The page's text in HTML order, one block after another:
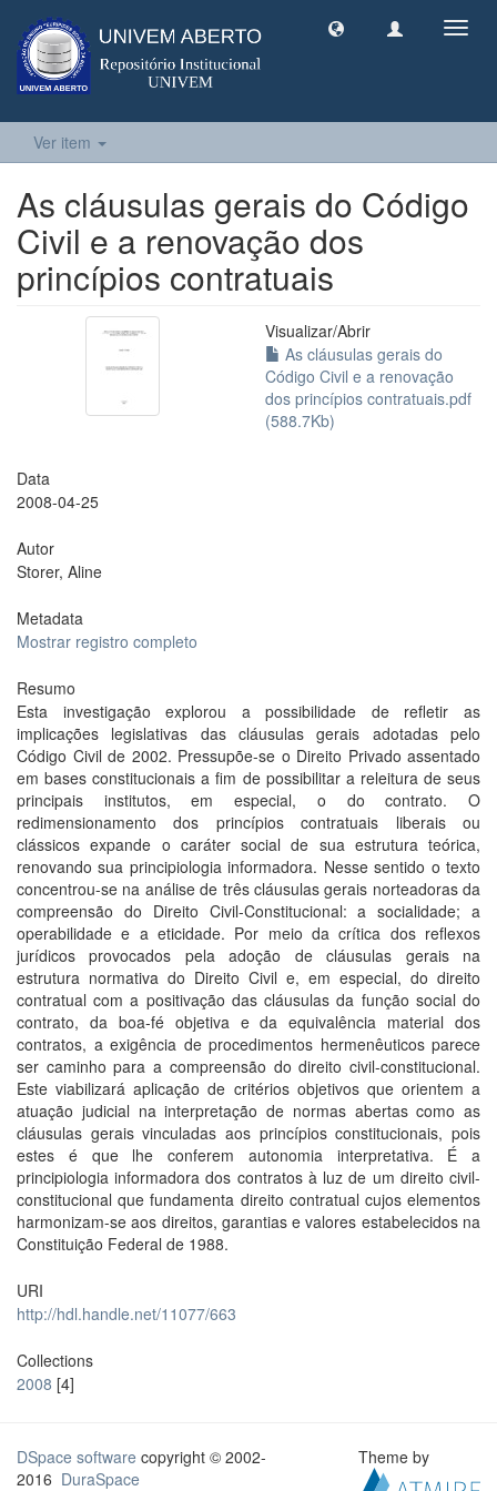
Ver item
As cláusulas gerais do Código
Civil e a renovação dos
princípios contratuais
Visualizar/Abrir
As cláusulas gerais do
Código Civil e a renovação
dos princípios contratuais.pdf
(588.7Kb)
Data
2008-04-25
Autor
Storer, Aline
Metadata
Mostrar registro completo
Resumo
Esta investigação explorou a possibilidade de refletir as
implicações legislativas das cláusulas gerais adotadas pelo
Código Civil de 2002. Pressupõe-se o Direito Privado assentado
em bases constitucionais a fim de possibilitar a releitura de seus
principais institutos, em especial, o do contrato. O
redimensionamento dos princípios contratuais liberais ou
clássicos expande o caráter social de sua estrutura teórica,
renovando sua principiologia informadora. Nesse sentido o texto
concentrou-se na análise de três cláusulas gerais norteadoras da
compreensão do Direito Civil-Constitucional: a socialidade; a
operabilidade e a eticidade. Por meio da crítica dos reflexos
jurídicos provocados pela adoção de cláusulas gerais na
estrutura normativa do Direito Civil e, em especial, do direito
contratual com a positivação das cláusulas da função social do
contrato, da boa-fé objetiva e da equivalência material dos
contratos, a exigência de procedimentos hermenêuticos parece
ser caminho para a compreensão do direito civil-constitucional.
Este viabilizará aplicação de critérios objetivos que orientem a
atuação judicial na interpretação de normas abertas como as
cláusulas gerais vinculadas aos princípios constitucionais, pois
estes é que lhe conferem autonomia interpretativa. É a
principiologia informadora dos contratos à luz de um direito civil-
constitucional que fundamenta direito contratual cujos elementos
harmonizam-se aos direitos, garantias e valores estabelecidos na
Constituição Federal de 1988.
URI
http://hdl.handle.net/11077/663
Collections
2008 [4]
DSpace software copyright © 2002-
2016 DuraSpace
Theme by